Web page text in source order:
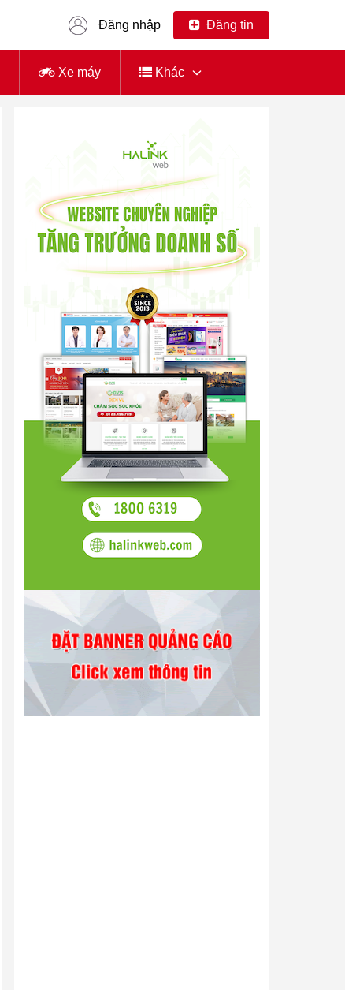
Đăng nhập Đăng tin
Xe máy Khác